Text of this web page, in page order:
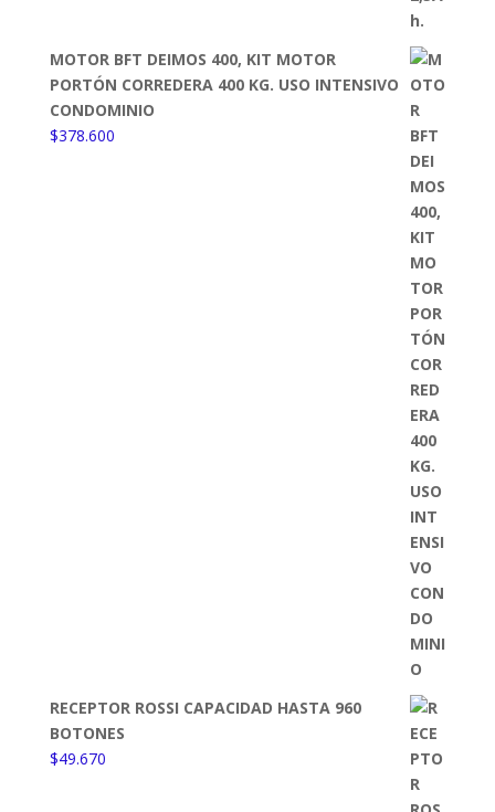
MOTOR BFT DEIMOS 400, KIT MOTOR
PORTÓN CORREDERA 400 KG. USO INTENSIVO
CONDOMINIO
$378.600
RECEPTOR ROSSI CAPACIDAD HASTA 960
BOTONES
$49.670